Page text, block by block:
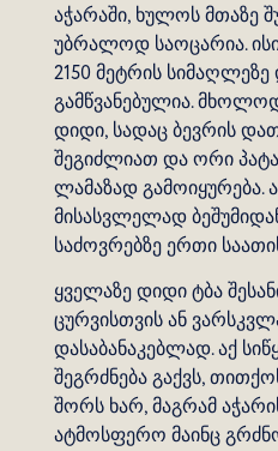
აჭარაში, ხულოს მთაზე
უბრალოდ საოცარია.
2150 მეტრის
გამწვანებულია.
დიდი, სადაც ბევრის
შეგიძლიათ და ორი
ლამაზად გამოიყურება.
მისასვლელად
საძოვრებზე ერთი
ყველაზე დიდი ტბა
ცურვისთვის ან
დასაბანაკებლად. აქ
შეგრძნება გაქვს,
შორს ხარ, მაგრამ
ატმოსფერო მაინც